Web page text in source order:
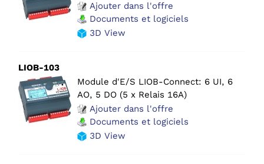
Ajouter dans l'offre
Documents et logiciels
3D View
LIOB-103
Module d'E/S LIOB-Connect: 6 UI, 6
AO, 5 DO (5 x Relais 16A)
Ajouter dans l'offre
Documents et logiciels
3D View